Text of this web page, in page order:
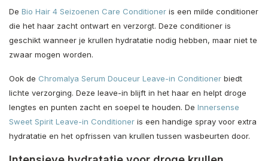
De Bio Hair 4 Seizoenen Care Conditioner is een milde conditioner
die het haar zacht ontwart en verzorgt. Deze conditioner is
geschikt wanneer je krullen hydratatie nodig hebben, maar niet te
zwaar mogen worden.
Ook de Chromalya Serum Douceur Leave-in Conditioner biedt
lichte verzorging. Deze leave-in blijft in het haar en helpt droge
lengtes en punten zacht en soepel te houden. De Innersense
Sweet Spirit Leave-in Conditioner is een handige spray voor extra
hydratatie en het opfrissen van krullen tussen wasbeurten door.